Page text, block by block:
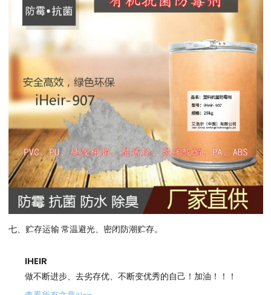
七、贮存运输 常温避光、密闭防潮贮存。
IHEIR
做不断进步、去劣存优、不断变优秀的自己！加油！！！